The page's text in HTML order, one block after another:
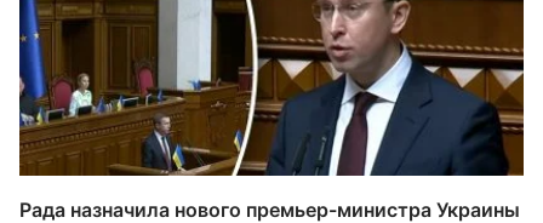
Рада назначила нового премьер-министра Украины